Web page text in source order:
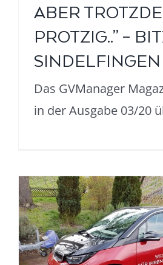
ABER
PROTZIG..” –
SINDELFINGEN
Das GVManager
in der Ausgabe 03/20